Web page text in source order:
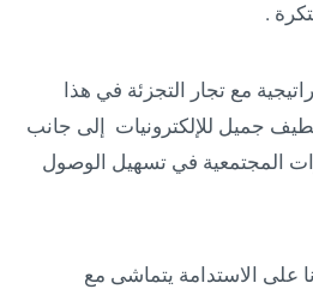
.
مع تجار التجزئة في هذا
جميل للإلكترونيات إلى جانب
المجتمعية في تسهيل الوصول
على الاستدامة يتماشى مع